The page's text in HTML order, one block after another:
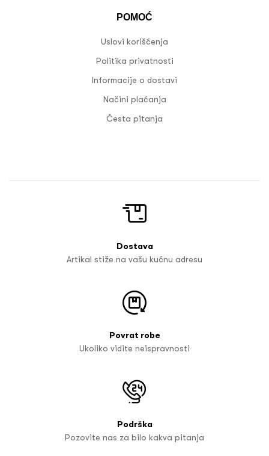
POMOĆ
Uslovi korišćenja
Politika privatnosti
Informacije o dostavi
Načini plaćanja
Česta pitanja
Dostava
Artikal stiže na vašu kućnu adresu
Povrat robe
Ukoliko vidite neispravnosti
Podrška
Pozovite nas za bilo kakva pitanja